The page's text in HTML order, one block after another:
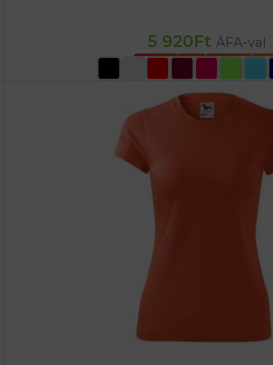
5 920Ft ÁFA-val
OPCIÓK VÁLASZTÁSA